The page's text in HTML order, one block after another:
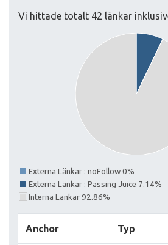
Vi hittade totalt 42 länkar
Externa Länkar : noFollow 0%
Externa Länkar : Passing Juice 7.14%
Interna Länkar 92.86%
Anchor Typ